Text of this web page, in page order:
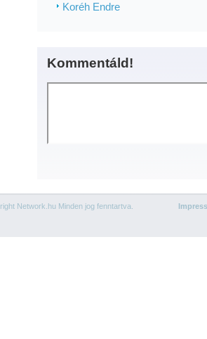
Koréh Endre
Kommentáld!
Network.hu Minden jog fenntartva.